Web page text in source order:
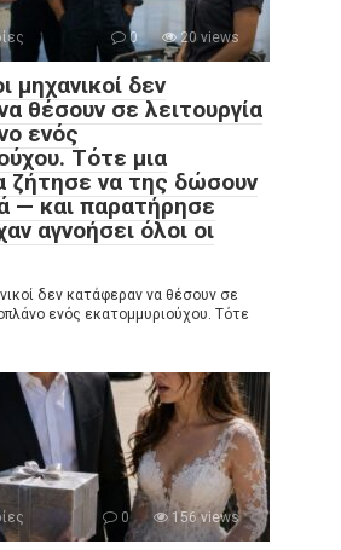
0 20 views
μηχανικοί δεν
θέσουν σε λειτουργία
ενός
Τότε μια
ζήτησε να της δώσουν
— και παρατήρησε
αγνοήσει όλοι οι
δεν κατάφεραν να θέσουν σε
ενός εκατομμυριούχου. Τότε
0 156 views